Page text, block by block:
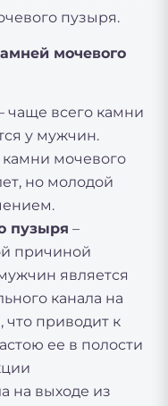
пузыря.
мочевого
чаще всего камни
у мужчин.
мочевого
но молодой
пузыря –
причиной
является
канала на
что приводит к
ее в полости
на выходе из